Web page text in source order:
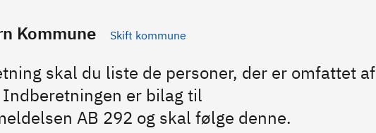
Kommune Skift kommune
skal du liste de personer, der er omfattet af
er bilag til
AB 292 og skal følge denne.